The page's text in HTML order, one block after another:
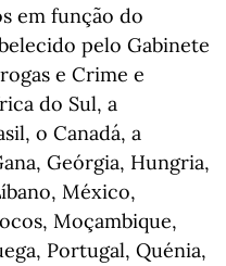
em função do
pelo Gabinete
e Crime e
do Sul, a
o Canadá, a
Geórgia, Hungria,
México,
Moçambique,
Portugal, Quénia,